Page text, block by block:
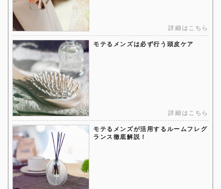
詳細はこちら
モテるメンズは必ず行う頭皮ケア
詳細はこちら
モテるメンズが活用するルームフレグ
ランス徹底解説！